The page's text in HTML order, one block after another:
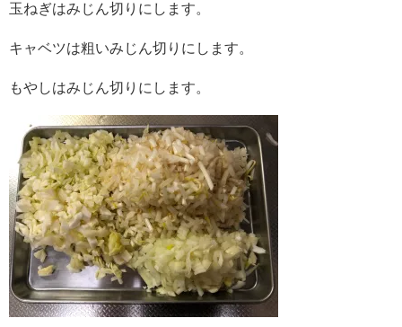
玉ねぎはみじん切りにします。
キャベツは粗いみじん切りにします。
もやしはみじん切りにします。